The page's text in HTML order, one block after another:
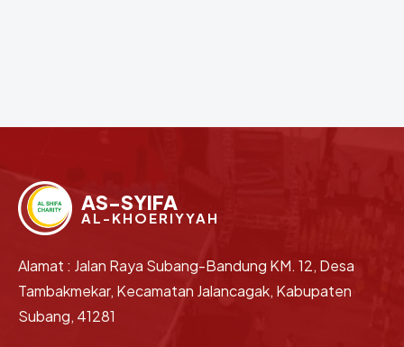
AS-SYIFA
AL-KHOERIYYAH
Alamat : Jalan Raya Subang-Bandung KM. 12, Desa
Tambakmekar, Kecamatan Jalancagak, Kabupaten
Subang, 41281